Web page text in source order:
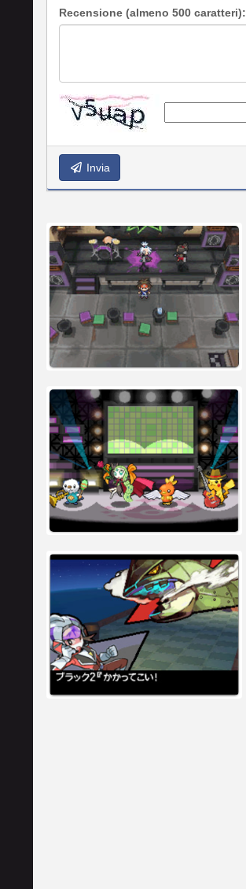
Recensione (almeno 500 caratteri):
Invia